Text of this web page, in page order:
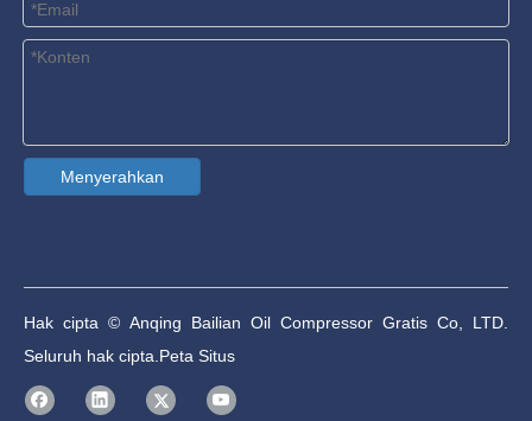
Menyerahkan
Hak cipta © Anqing Bailian Oil Compressor Gratis Co, LTD.
Seluruh hak cipta. Peta Situs